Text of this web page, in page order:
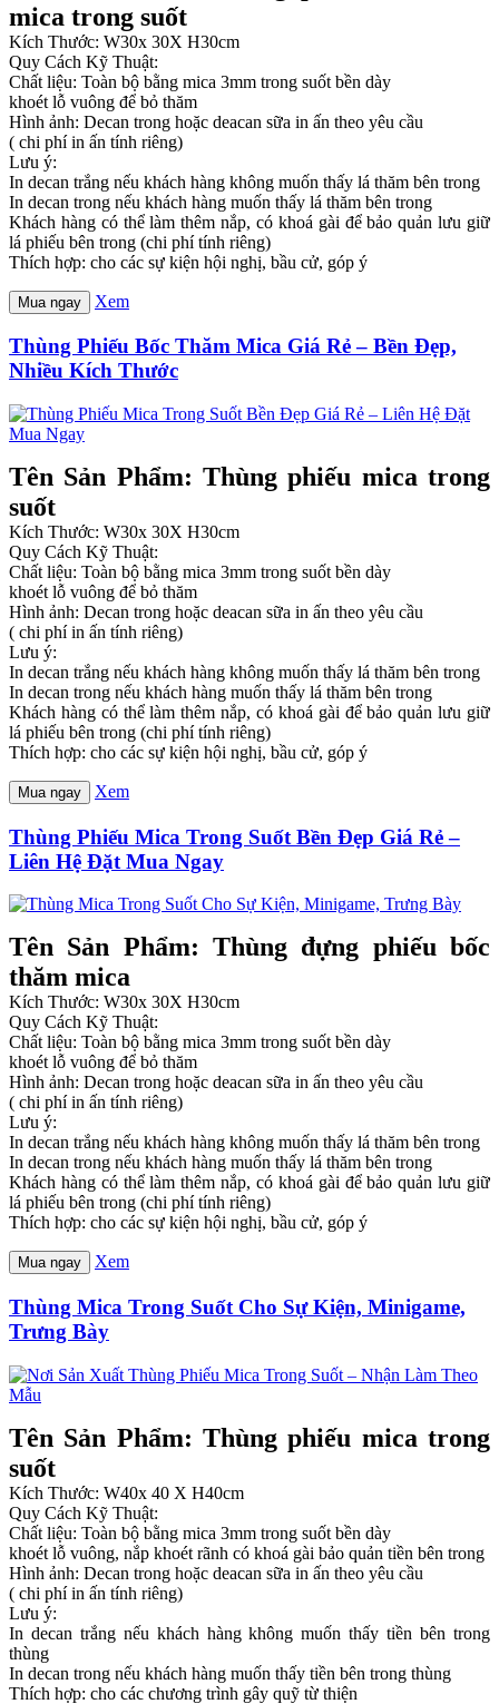
mica trong suốt
Kích Thước: W30x 30X H30cm
Quy Cách Kỹ Thuật:
Chất liệu: Toàn bộ bằng mica 3mm trong suốt bền dày
khoét lỗ vuông để bỏ thăm
Hình ảnh: Decan trong hoặc deacan sữa in ấn theo yêu cầu
( chi phí in ấn tính riêng)
Lưu ý:
In decan trắng nếu khách hàng không muốn thấy lá thăm bên trong
In decan trong nếu khách hàng muốn thấy lá thăm bên trong
Khách hàng có thể làm thêm nắp, có khoá gài để bảo quản lưu giữ
lá phiếu bên trong (chi phí tính riêng)
Thích hợp: cho các sự kiện hội nghị, bầu cử, góp ý
Mua ngay Xem
Thùng Phiếu Bốc Thăm Mica Giá Rẻ – Bền Đẹp,
Nhiều Kích Thước
Tên Sản Phẩm: Thùng phiếu mica trong
suốt
Kích Thước: W30x 30X H30cm
Quy Cách Kỹ Thuật:
Chất liệu: Toàn bộ bằng mica 3mm trong suốt bền dày
khoét lỗ vuông để bỏ thăm
Hình ảnh: Decan trong hoặc deacan sữa in ấn theo yêu cầu
( chi phí in ấn tính riêng)
Lưu ý:
In decan trắng nếu khách hàng không muốn thấy lá thăm bên trong
In decan trong nếu khách hàng muốn thấy lá thăm bên trong
Khách hàng có thể làm thêm nắp, có khoá gài để bảo quản lưu giữ
lá phiếu bên trong (chi phí tính riêng)
Thích hợp: cho các sự kiện hội nghị, bầu cử, góp ý
Mua ngay Xem
Thùng Phiếu Mica Trong Suốt Bền Đẹp Giá Rẻ –
Liên Hệ Đặt Mua Ngay
Tên Sản Phẩm: Thùng đựng phiếu bốc
thăm mica
Kích Thước: W30x 30X H30cm
Quy Cách Kỹ Thuật:
Chất liệu: Toàn bộ bằng mica 3mm trong suốt bền dày
khoét lỗ vuông để bỏ thăm
Hình ảnh: Decan trong hoặc deacan sữa in ấn theo yêu cầu
( chi phí in ấn tính riêng)
Lưu ý:
In decan trắng nếu khách hàng không muốn thấy lá thăm bên trong
In decan trong nếu khách hàng muốn thấy lá thăm bên trong
Khách hàng có thể làm thêm nắp, có khoá gài để bảo quản lưu giữ
lá phiếu bên trong (chi phí tính riêng)
Thích hợp: cho các sự kiện hội nghị, bầu cử, góp ý
Mua ngay Xem
Thùng Mica Trong Suốt Cho Sự Kiện, Minigame,
Trưng Bày
Tên Sản Phẩm: Thùng phiếu mica trong
suốt
Kích Thước: W40x 40 X H40cm
Quy Cách Kỹ Thuật:
Chất liệu: Toàn bộ bằng mica 3mm trong suốt bền dày
khoét lỗ vuông, nắp khoét rãnh có khoá gài bảo quản tiền bên trong
Hình ảnh: Decan trong hoặc deacan sữa in ấn theo yêu cầu
( chi phí in ấn tính riêng)
Lưu ý:
In decan trắng nếu khách hàng không muốn thấy tiền bên trong
thùng
In decan trong nếu khách hàng muốn thấy tiền bên trong thùng
Thích hợp: cho các chương trình gây quỹ từ thiện